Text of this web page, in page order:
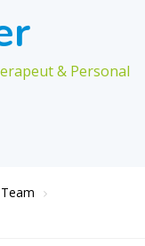
& Personal